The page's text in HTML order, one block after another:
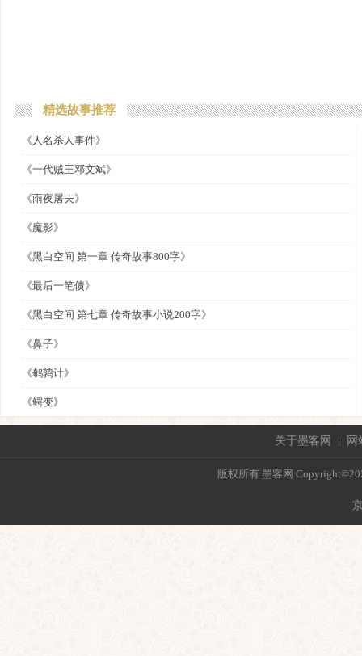
精选故事推荐
《人名杀人事件》
《一代贼王邓文斌》
《雨夜屠夫》
《魔影》
《黑白空间 第一章 传奇故事800字》
《最后一笔债》
《黑白空间 第七章 传奇故事小说200字》
《鼻子》
《鹌鹑计》
《鳄变》
关于墨客网 | 网
版权所有 墨客网